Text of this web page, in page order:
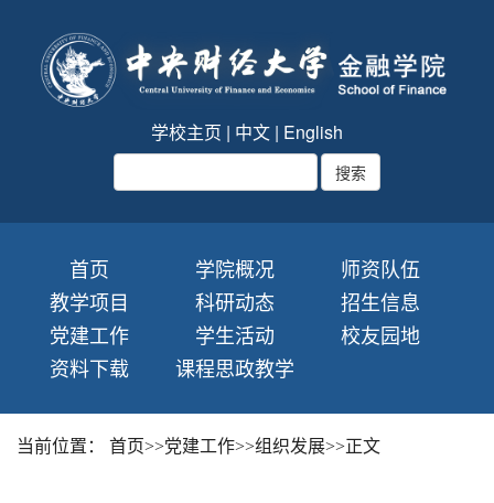
学校主页 | 中文 | English
首页 学院概况
师资队伍
教学项目
科研动态
招生信息
党建工作
学生活动
校友园地
资料下载
课程思政教学
当前位置： 首页>>党建工作>>组织发展>>正文